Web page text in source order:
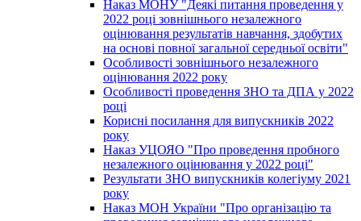
Наказ МОНУ "Деякі питання проведення у
2022 році зовнішнього незалежного
оцінювання результатів навчання, здобутих
на основі повної загальної середньої освіти"
Особливості зовнішнього незалежного
оцінювання 2022 року
Особливості проведення ЗНО та ДПА у 2022
році
Корисні посилання для випускників 2022
року
Наказ УЦОЯО "Про проведення пробного
незалежного оцінювання у 2022 році"
Результати ЗНО випускників колегіуму 2021
року
Наказ МОН України "Про організацію та